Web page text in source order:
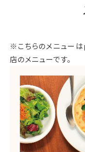
※こちらのメニュー
店のメニューです。